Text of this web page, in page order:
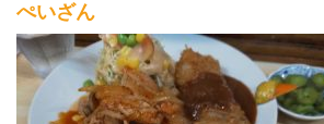
ぺいざん